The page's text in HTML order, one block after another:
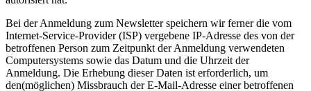
Bei der Anmeldung zum Newsletter speichern wir ferner die vom
Internet-Service-Provider (ISP) vergebene IP-Adresse des von der
betroffenen Person zum Zeitpunkt der Anmeldung verwendeten
Computersystems sowie das Datum und die Uhrzeit der
Anmeldung. Die Erhebung dieser Daten ist erforderlich, um
den(möglichen) Missbrauch der E-Mail-Adresse einer betroffenen